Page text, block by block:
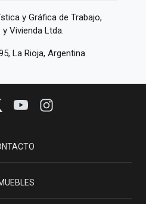
y Gráfica de Trabajo,
Vivienda Ltda.
La Rioja, Argentina